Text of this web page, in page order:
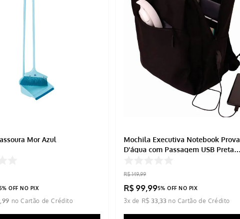
Mor Azul
OFF NO PIX
,99
Mochila Executiva Notebook Prova
D'água com Passagem USB Preta
R$ 149,99
R$ 99,995% OFF NO PIX
3x de R$ 33,33